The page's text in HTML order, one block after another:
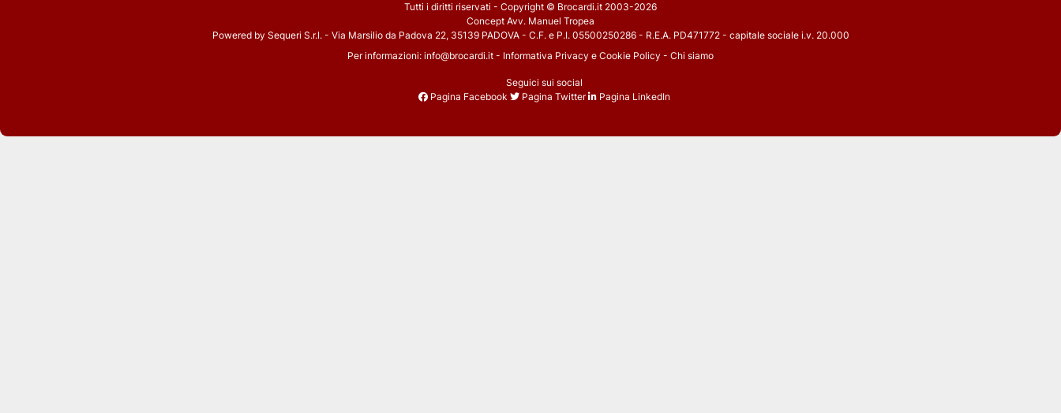
Tutti i diritti riservati - Copyright © Brocardi.it 2003-2026
Concept Avv. Manuel Tropea
Powered by Sequeri S.r.l. - Via Marsilio da Padova 22, 35139 PADOVA - C.F. e P.I. 05500250286 - R.E.A. PD471772 - capitale sociale i.v. 20.000
Per informazioni: info@brocardi.it - Informativa Privacy e Cookie Policy - Chi siamo
Seguici sui social
Pagina Facebook
Pagina Twitter Pagina LinkedIn